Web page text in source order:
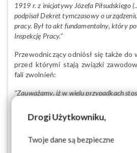
Drogi Użytkowniku,
Twoje dane są bezpieczne
1919 r. z inicjatywy Józefa Piłsudskiego
podpisał Dekret tymczasowy o
pracy. Był to akt fundamentalny, który
Inspekcję Pracy."
Przewodniczący odniósł się także do
przed którymi stają związki
fali zwolnień:
"Zauważamy, iż w wielu przypadkach
ludzkich."
Uhonorowanie Społecznych